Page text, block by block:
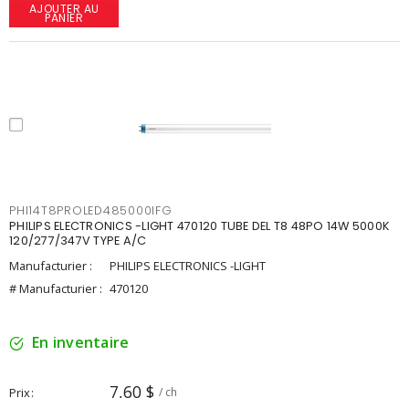
AJOUTER AU
PANIER
PHI14T8PROLED485000IFG
PHILIPS ELECTRONICS -LIGHT 470120 TUBE DEL T8 48PO 14W 5000K
120/277/347V TYPE A/C
Manufacturier :
PHILIPS ELECTRONICS -LIGHT
# Manufacturier : 470120
En inventaire
Prix 7,60 $ / ch